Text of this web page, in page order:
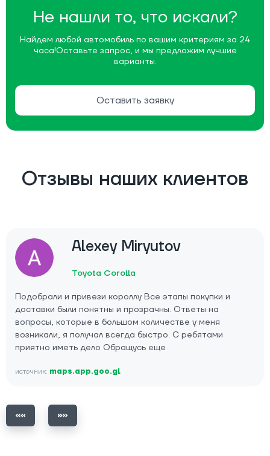
Не нашли то, что искали?
Найдем любой автомобиль по вашим критериям за 24
часа!Оставьте запрос, и мы предложим лучшие
варианты.
Оставить заявку
Отзывы наших клиентов
Alexey Miryutov
Toyota Corolla
Подобрали и привези короллу Все этапы покупки и
доставки были понятны и прозрачны. Ответы на
вопросы, которые в большом количестве у меня
возникали, я получал всегда быстро. С ребятами
приятно иметь дело Обращусь еще
источник: maps.app.goo.gl